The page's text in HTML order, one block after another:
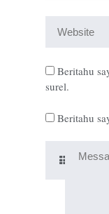
Beritahu
surel.
Beritahu